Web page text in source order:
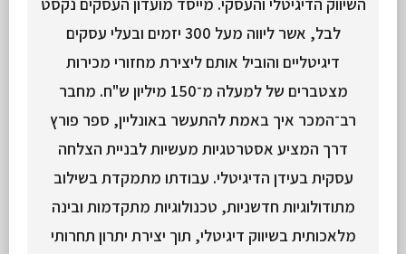
השיווק הדיגיטלי והעסקי. מייסד מועדון העסקים נקסט
לבל, אשר ליווה מעל 300 יזמים ובעלי עסקים
דיגיטליים והוביל אותם ליצירת מחזורי מכירות
מצטברים של למעלה מ־150 מיליון ש"ח. מחבר
רב־המכר איך באמת להתעשר באונליין, ספר פורץ
דרך המציע אסטרטגיות מעשיות לבניית הצלחה
עסקית בעידן הדיגיטלי. עבודתו מתמקדת בשילוב
מתודולוגיות חדשניות, טכנולוגיות מתקדמות ובינה
מלאכותית בשיווק דיגיטלי, תוך יצירת יתרון תחרותי